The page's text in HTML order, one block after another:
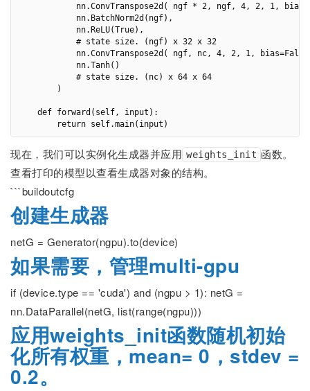
nn.ConvTranspose2d( ngf * 2, ngf, 4, 2, 1,
            nn.BatchNorm2d(ngf),
            nn.ReLU(True),
            # state size. (ngf) x 32 x 32
nn.ConvTranspose2d( ngf, nc, 4, 2, 1,
            nn.Tanh()
            # state size. (nc) x 64 x 64
        )
    def forward(self, input):
现在，我们可以实例化生成器并应用 weights_init 函数。
查看打印的模型以查看生成器对象的结构。
```buildoutcfg
创建生成器
netG = Generator(ngpu).to(device)
如果需要，管理multi-gpu
if (device.type == 'cuda') and (ngpu > 1): netG =
nn.DataParallel(netG, list(range(ngpu)))
应用weights_init函数随机初始
化所有权重，mean= 0，stdev =
0.2。